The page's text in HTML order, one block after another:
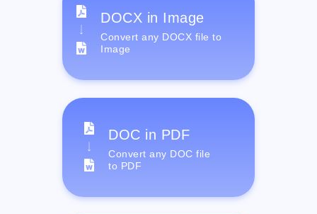
DOCX in Image
Convert any DOCX file to
Image
DOC in PDF
Convert any DOC file
to PDF